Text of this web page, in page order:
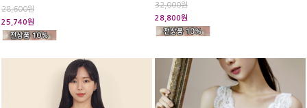
28,600원
25,740원
32,000원
28,800원